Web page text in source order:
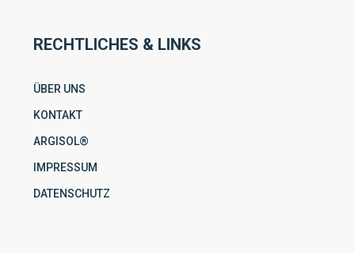
RECHTLICHES & LINKS
ÜBER UNS
KONTAKT
ARGISOL®
IMPRESSUM
DATENSCHUTZ